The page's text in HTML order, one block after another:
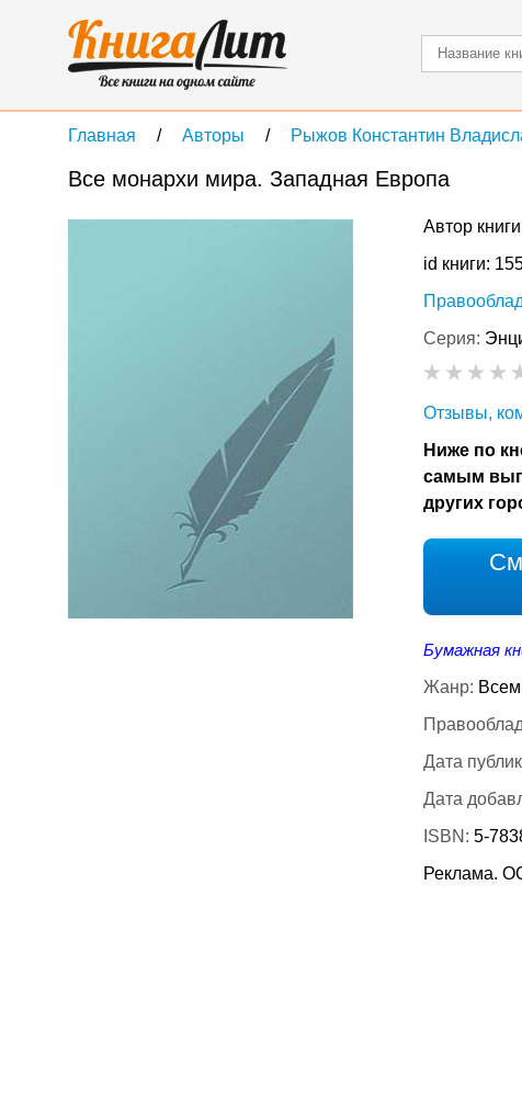
Главная Авторы Рыжов Константин
Все монархи мира. Западная Европа
Автор
id книги:
Серия:
Отзывы,
Ниже по
самым
других
Бумажная
Жанр:
Дата
Дата
ISBN: 5-
Реклама.